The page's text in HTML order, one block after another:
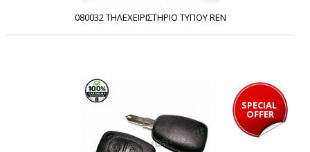
080032 ΤΗΛΕΧΕΙΡΙΣΤΗΡΙΟ ΤΥΠΟΥ REN
SPECIAL
OFFER